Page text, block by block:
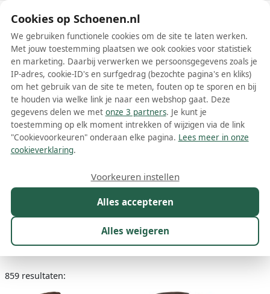
Schoenen.nl
Wis filters Alle filters
Via Vai schoenen
Als je op zoek bent naar stijlvolle en kwalitatieve schoenen die
perfect passen bij jouw persoonlijke stijl en outfit, dan zijn Via Vai
schoenenmerk dat zich richt op moderne, modieuze en elegante
damesschoenen. Met het brede assortiment aan enkellaarsjes,
sneakers, loafers, pumps en meer, is er altijd een perfect paar Via
Vai schoenen voor iedere gelegenheid.
Enkellaarsjes Espadrilles
Maat Merk 1 Model Kleur Prijs
859 resultaten:
Cookies op Schoenen.nl
We gebruiken functionele cookies om de site te laten werken.
Met jouw toestemming plaatsen we ook cookies voor statistiek
en marketing. Daarbij verwerken we persoonsgegevens zoals je
IP-adres, cookie-ID's en surfgedrag (bezochte pagina's en kliks)
om het gebruik van de site te meten, fouten op te sporen en bij
te houden via welke link je naar een webshop gaat. Deze
gegevens delen we met onze 3 partners. Je kunt je
toestemming op elk moment intrekken of wijzigen via de link
"Cookievoorkeuren" onderaan elke pagina. Lees meer in onze
cookieverklaring.
Alles accepteren
Alles weigeren
Voorkeuren instellen